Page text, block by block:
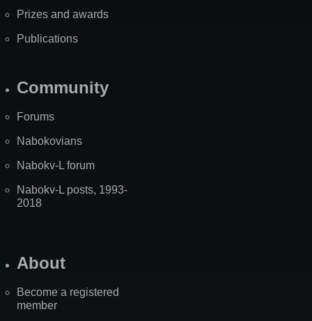
Prizes and awards
Publications
Community
Forums
Nabokovians
Nabokv-L forum
Nabokv-L posts, 1993-
2018
About
Become a registered
member